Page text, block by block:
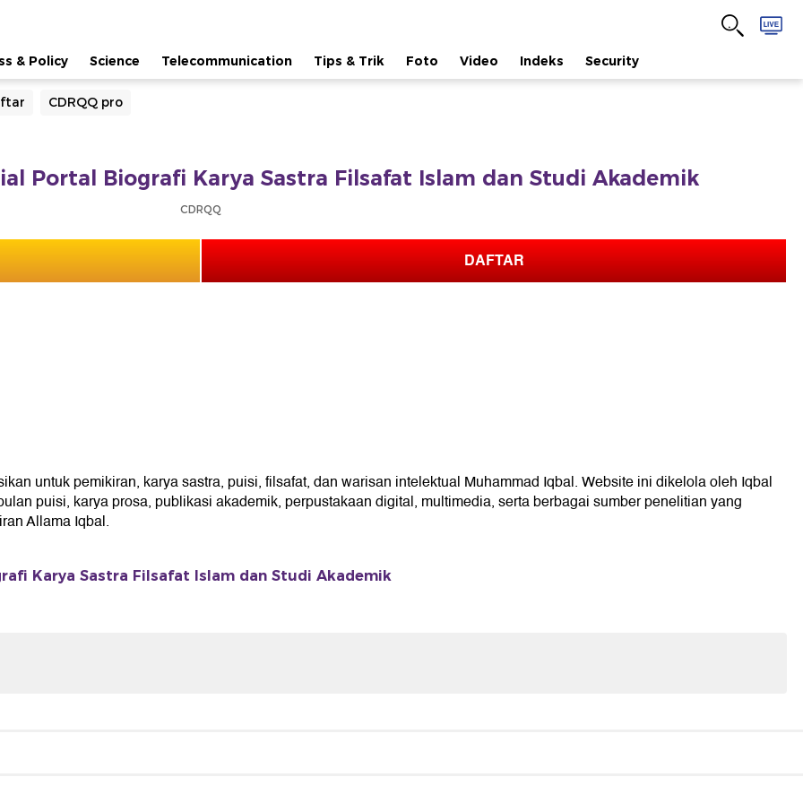
& Policy Science Telecommunication Tips & Trik Foto Video Indeks Security
CDRQQ pro
Portal Biografi Karya Sastra Filsafat Islam dan Studi Akademik
CDRQQ
DAFTAR
untuk pemikiran, karya sastra, puisi, filsafat, dan warisan intelektual Muhammad Iqbal. Website ini dikelola oleh Iqbal
puisi, karya prosa, publikasi akademik, perpustakaan digital, multimedia, serta berbagai sumber penelitian yang
Allama Iqbal.
Karya Sastra Filsafat Islam dan Studi Akademik